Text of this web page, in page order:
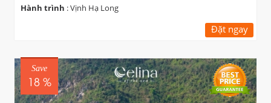
Hành trình : Vịnh Hạ Long
Đặt ngay
Save
18 %